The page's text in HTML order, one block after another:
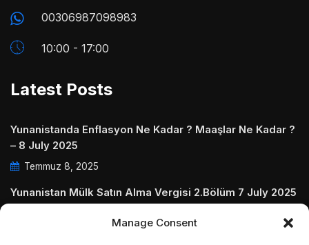
Manage Consent
00306987098983
10:00 - 17:00
Latest Posts
Yunanistanda Enflasyon Ne Kadar ? Maaşlar Ne Kadar ?
– 8 July 2025
Temmuz 8, 2025
Yunanistan Mülk Satın Alma Vergisi 2.Bölüm 7 July 2025